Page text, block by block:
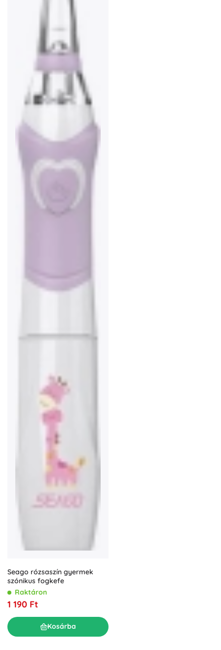
Seago rózsaszín gyermek
szónikus fogkefe
Raktáron
1 190 Ft
Kosárba